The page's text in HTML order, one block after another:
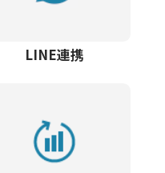
LINE連携